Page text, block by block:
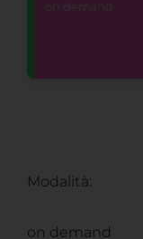
Modalità:
on demand